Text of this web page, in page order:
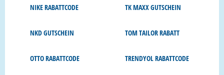
NIKE RABATTCODE
NKD GUTSCHEIN
OTTO RABATTCODE
TK MAXX GUTSCHEIN
TOM TAILOR RABATT
TRENDYOL RABATTCODE